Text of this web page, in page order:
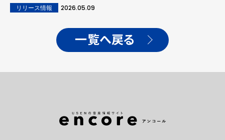
リリース情報 2026.05.09
一覧へ戻る